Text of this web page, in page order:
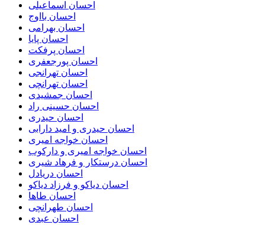
احسان اسماعیلی
احسان بااوج
احسان بهرامی
احسان پایا
احسان پرفکت
احسان پورجعفری
احسان تهرانجی
احسان تهرانچی
احسان جمشیدی
احسان حسینی راد
احسان حیدری
احسان حیدری و امید دارابی
احسان خواجه امیری
احسان خواجه امیری و دارکوب
احسان درستكار و فرهاد شيرى
احسان دریادل
احسان دیاکو و فرزاد دیاکو
احسان طاها
احسان طهرانچی
احسان عبدی